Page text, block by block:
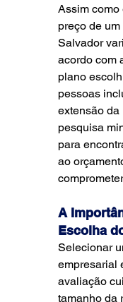
Assim como
preço de
Salvador
acordo com
plano
pessoas
extensão da
pesquisa
para
ao
A
Escolha
Selecionar
empresarial
avaliação
tamanho da